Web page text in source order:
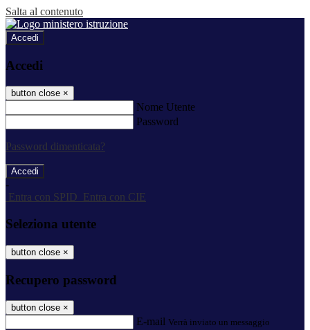
Salta al contenuto
Accedi
Accedi
button close ×
Nome Utente
Password
Password dimenticata?
-
Entra con SPID
Entra con CIE
Seleziona utente
button close ×
Recupero password
button close ×
E-mail Verrà inviato un messaggio